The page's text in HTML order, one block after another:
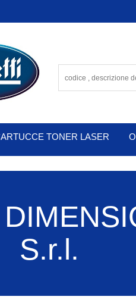
TONER LASER
S.r.l.